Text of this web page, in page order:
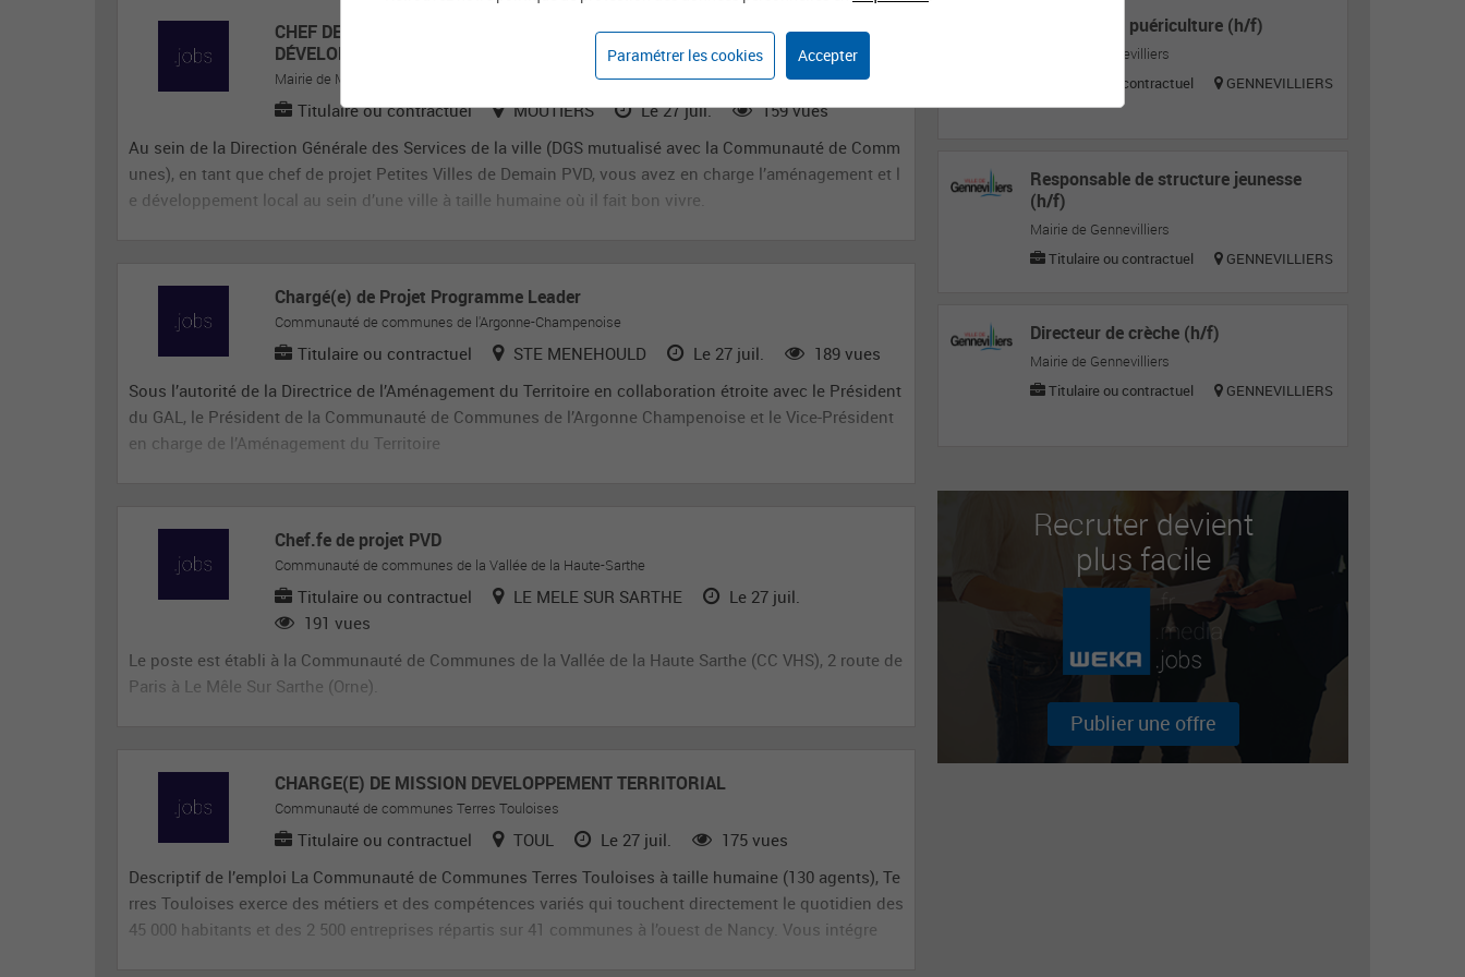
Paramétrer les cookies Accepter
CHEF DE PROJET PETITE VILLE DE DEMAIN EN AMÉNAGEMENT ET
DÉVELOPPEMENT LOCAL (H/F)
Mairie de Moutiers
Titulaire ou contractuel MOUTIERS Le 27 juil.
159 vues
Au sein de la Direction Générale des Services de la ville (DGS mutualisé avec la Communauté de Comm
unes), en tant que chef de projet Petites Villes de Demain PVD, vous avez en charge l’aménagement et l
e développement local au sein d’une ville à taille humaine où il fait bon vivre.
Chargé(e) de Projet Programme Leader
Communauté de communes de l'Argonne-Champenoise
Titulaire ou contractuel STE MENEHOULD Le 27 juil.
189 vues
Sous l’autorité de la Directrice de l’Aménagement du Territoire en collaboration étroite avec le Président
du GAL, le Président de la Communauté de Communes de l’Argonne Champenoise et le Vice-Président
en charge de l’Aménagement du Territoire
Chef.fe de projet PVD
Communauté de communes de la Vallée de la Haute-Sarthe
Titulaire ou contractuel LE MELE SUR SARTHE
Le 27 juil.
191 vues
Le poste est établi à la Communauté de Communes de la Vallée de la Haute Sarthe (CC VHS), 2 route de
Paris à Le Mêle Sur Sarthe (Orne).
CHARGE(E) DE MISSION DEVELOPPEMENT TERRITORIAL
Communauté de communes Terres Touloises
Titulaire ou contractuel TOUL Le 27 juil.
175 vues
Descriptif de l’emploi La Communauté de Communes Terres Touloises à taille humaine (130 agents), Te
rres Touloises exerce des métiers et des compétences variés qui touchent directement le quotidien des
45 000 habitants et des 2 500 entreprises répartis sur 41 communes à l’ouest de Nancy. Vous intégre
Auxiliaire de puériculture (h/f)
Mairie de Gennevilliers
Titulaire ou contractuel
GENNEVILLIERS
Responsable de structure jeunesse
(h/f)
Mairie de Gennevilliers
Titulaire ou contractuel
GENNEVILLIERS
Directeur de crèche (h/f)
Mairie de Gennevilliers
Titulaire ou contractuel
GENNEVILLIERS
Recruter devient
plus facile
Publier une offre